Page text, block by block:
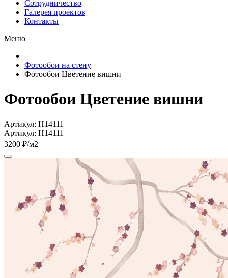
Сотрудничество
Галерея проектов
Контакты
Меню
Фотообои на стену
Фотообои Цветение вишни
Фотообои Цветение вишни
Артикул: H14111
Артикул: H14111
3200 ₽/м2